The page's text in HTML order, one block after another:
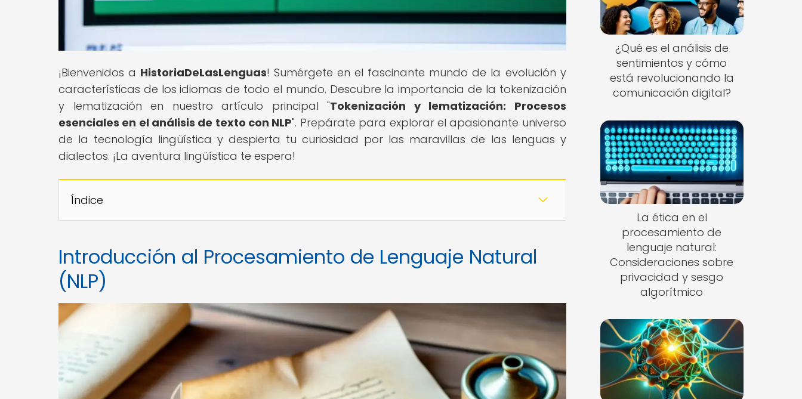
¡Bienvenidos a HistoriaDeLasLenguas! Sumérgete en el fascinante mundo de la evolución y
características de los idiomas de todo el mundo. Descubre la importancia de la tokenización
y lematización en nuestro artículo principal "Tokenización y lematización: Procesos
esenciales en el análisis de texto con NLP". Prepárate para explorar el apasionante universo
de la tecnología lingüística y despierta tu curiosidad por las maravillas de las lenguas y
dialectos. ¡La aventura lingüística te espera!
Índice
Introducción al Procesamiento de Lenguaje Natural
(NLP)
¿Qué es el análisis de
sentimientos y cómo
está revolucionando la
comunicación digital?
La ética en el
procesamiento de
lenguaje natural:
Consideraciones sobre
privacidad y sesgo
algorítmico